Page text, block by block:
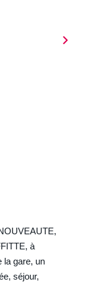
à
la gare, un
séjour,